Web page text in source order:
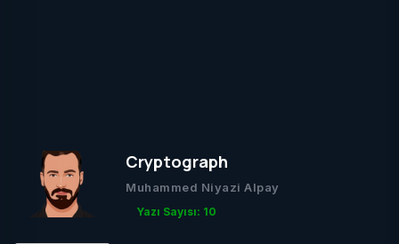
Cryptograph
Muhammed Niyazi Alpay
Yazı Sayısı: 10